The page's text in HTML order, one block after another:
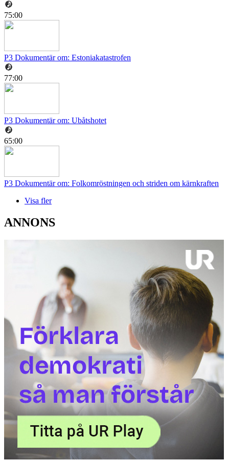
75:00
P3 Dokumentär om: Estoniakatastrofen
77:00
P3 Dokumentär om: Ubåtshotet
65:00
P3 Dokumentär om: Folkomröstningen och striden om kärnkraften
Visa fler
ANNONS